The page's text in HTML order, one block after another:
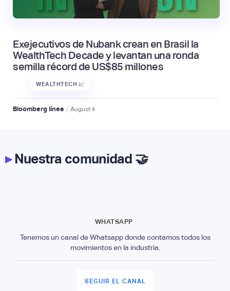
Exejecutivos de Nubank crean en Brasil la
WealthTech Decade y levantan una ronda
semilla récord de US$85 millones
WEALTHTECH 📈
Bloomberg línea | August4
▸Nuestra comunidad 🤝
WHATSAPP
Tenemos un canal de Whatsapp donde contamos todos los
movimientos en la industria.
SEGUIR EL CANAL